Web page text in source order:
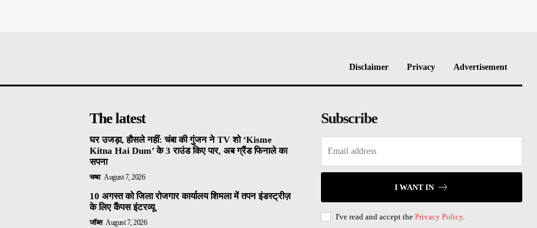
Disclaimer Privacy Advertisement
The latest
घर उजड़ा, हौसले नहीं: चंबा की गुंजन ने TV शो ‘Kisme
Kitna Hai Dum’ के 3 राउंड किए पार, अब ग्रैंड फिनाले का
सपना
चम्बा August 7, 2026
10 अगस्त को जिला रोजगार कार्यालय शिमला में तपन इंडस्ट्रीज़
के लिए कैंपस इंटरव्यू
जॉब्स August 7, 2026
Subscribe
I WANT IN
I've read and accept the Privacy Policy.